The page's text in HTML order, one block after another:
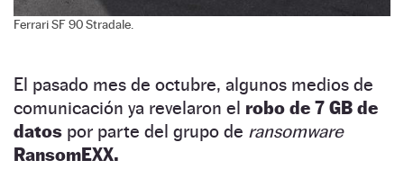
Ferrari SF 90 Stradale.
El pasado mes de octubre, algunos medios de
comunicación ya revelaron el robo de 7 GB de
datos por parte del grupo de ransomware
RansomEXX.